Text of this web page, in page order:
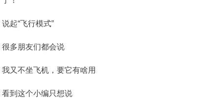
说起“飞行模式”
很多朋友们都会说
我又不坐飞机，要它有啥用
看到这个小编只想说